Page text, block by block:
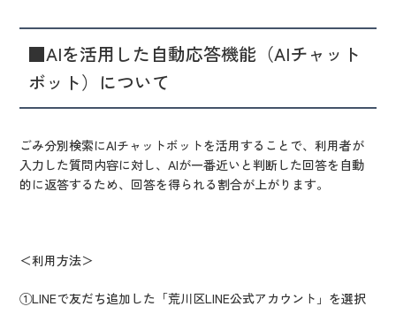
■AIを活用した自動応答機能（AIチャット
ボット）について
ごみ分別検索にAIチャットボットを活用することで、利用者が
入力した質問内容に対し、AIが一番近いと判断した回答を自動
的に返答するため、回答を得られる割合が上がります。
＜利用方法＞
①LINEで友だち追加した「荒川区LINE公式アカウント」を選択